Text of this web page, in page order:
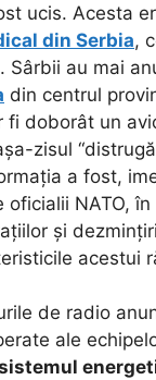
ucis. Acesta
din Serbia,
. Sârbii au mai
din centrul
fi doborât un
zisul
a fost,
oficialii NATO,
și
acestui
de radio
ale